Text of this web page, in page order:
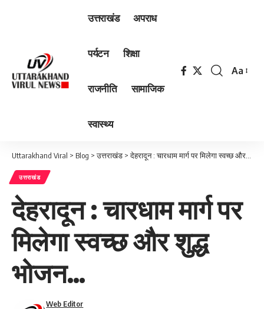
उत्तराखंड अपराध
पर्यटन शिक्षा
राजनीति सामाजिक
स्वास्थ्य
Font
Aa
Uttarakhand Viral > Blog >उत्तराखंड >देहरादून : चारधाम मार्ग पर मिलेगा स्वच्छ और शुद्ध भोजन…
उत्तराखंड
देहरादून : चारधाम मार्ग पर
मिलेगा स्वच्छ और शुद्ध
भोजन…
Web Editor